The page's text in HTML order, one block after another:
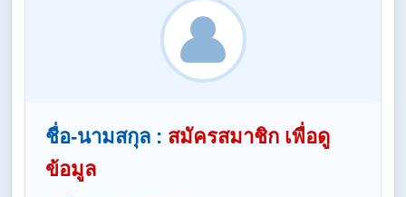
ชื่อ-นามสกุล : สมัครสมาชิก เพื่อดู
ข้อมูล